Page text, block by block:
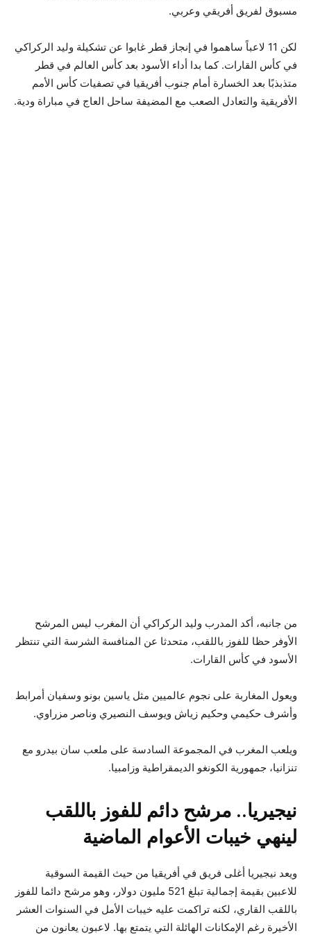
مسبوق لفريق أفريقي وعربي.
لكن 11 لاعباً ساهموا في إنجاز قطر غابوا عن تشكيلة وليد الركراكي
في كأس القارات. كما بدا أداء الأسود بعد كأس العالم في قطر
متذبذبًا بعد الخسارة أمام جنوب أفريقيا في تصفيات كأس الأمم
الأفريقية والتعادل الصعب مع المضيفة ساحل العاج في مباراة ودية.
من جانبه، أكد المدرب وليد الركراكي أن المغرب ليس المرشح
الأوفر حظا للفوز باللقب، متحدثا عن المنافسة الشرسة التي تنتظر
الأسود في كأس القارات.
ويعول المغاربة على نجوم عالميين مثل ياسين بونو وسفيان أمرابط
وأشرف حكيمي وحكيم زياش ويوسف النصيري وناصر مزراوي.
ويلعب المغرب في المجموعة السادسة على ملعب سان بيدرو مع
تنزانيا، جمهورية الكونغو الديمقراطية وزامبيا.
نيجيريا.. مرشح دائم للفوز باللقب
لينهي خيبات الأعوام الماضية
ويعد نيجيريا أغلى فريق في أفريقيا من حيث القيمة السوقية
للاعبين بقيمة إجمالية تبلغ 521 مليون دولار، وهو مرشح دائما للفوز
باللقب القاري، لكنه تراكمت عليه خيبات الأمل في السنوات العشر
الأخيرة رغم الإمكانات الهائلة التي يتمتع بها. لاعبون يعانون من